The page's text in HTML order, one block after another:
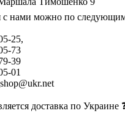
с нами можно по
25,
73
735-79-39
01
доставка по Украине